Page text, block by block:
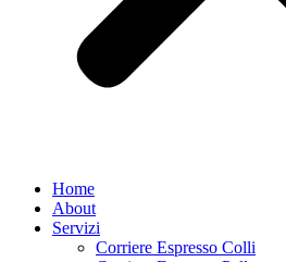
Home
About
Servizi
Corriere Espresso Colli